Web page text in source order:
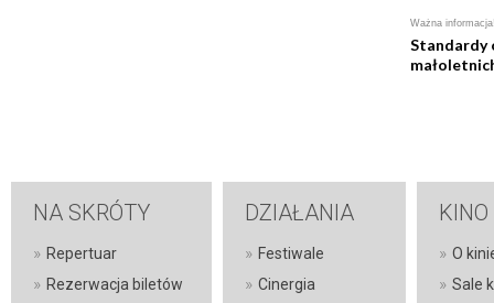
Ważna
Standardy
NA SKRÓTY
» Repertuar
» Rezerwacja biletów
DZIAŁANIA
» Festiwale
» Cinergia
KINO
» O
» Sale